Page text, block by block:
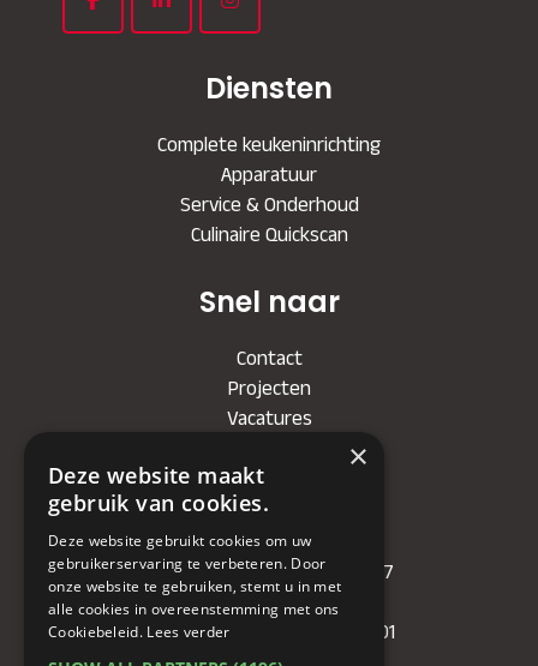
Diensten
Complete keukeninrichting
Apparatuur
Service & Onderhoud
Culinaire Quickscan
Snel naar
Contact
Projecten
Vacatures
Bedrijf
KVK: 71479090
IBAN : NL81RABO0349089957
BIC :
RABONL2U
BTW (VAT) :
NL. 858732191.B01
×
Deze website maakt
gebruik van cookies.
Deze website gebruikt cookies om uw
gebruikerservaring te verbeteren. Door
onze website te gebruiken, stemt u in met
alle cookies in overeenstemming met ons
Cookiebeleid. Lees verder